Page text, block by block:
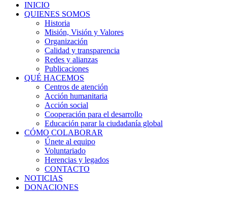
INICIO
QUIENES SOMOS
Historia
Misión, Visión y Valores
Organización
Calidad y transparencia
Redes y alianzas
Publicaciones
QUÉ HACEMOS
Centros de atención
Acción humanitaria
Acción social
Cooperación para el desarrollo
Educación parar la ciudadanía global
CÓMO COLABORAR
Únete al equipo
Voluntariado
Herencias y legados
CONTACTO
NOTICIAS
DONACIONES